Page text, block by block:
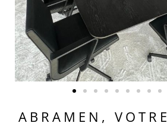
ABRAMEN, VOTRE